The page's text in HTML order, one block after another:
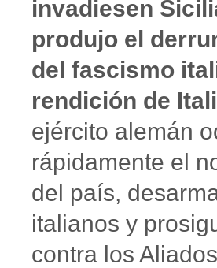
invadiesen
produjo el
del fascismo
rendición de
ejército alemán
rápidamente el
del país,
italianos y
contra los